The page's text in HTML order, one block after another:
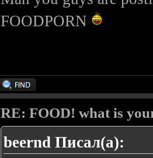
FOODPORN
RE: FOOD! what is
beernd Писал(а):